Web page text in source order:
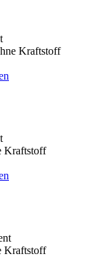
Kraftstoff
Kraftstoff
Kraftstoff